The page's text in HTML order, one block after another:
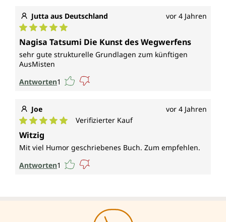
Jutta aus Deutschland vor 4 Jahren
Durchschnittliche Bewertung von 5 von 5 Sternen
Nagisa Tatsumi Die Kunst des Wegwerfens
sehr gute strukturelle Grundlagen zum künftigen
AusMisten
Antworten1
Joe vor 4 Jahren
Durchschnittliche Bewertung von 5 von 5 Sternen
Verifizierter Kauf
Witzig
Mit viel Humor geschriebenes Buch. Zum empfehlen.
Antworten1